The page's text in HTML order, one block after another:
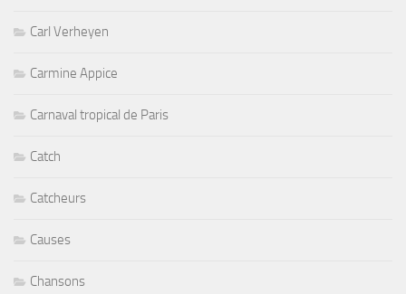
Carl Verheyen
Carmine Appice
Carnaval tropical de Paris
Catch
Catcheurs
Causes
Chansons